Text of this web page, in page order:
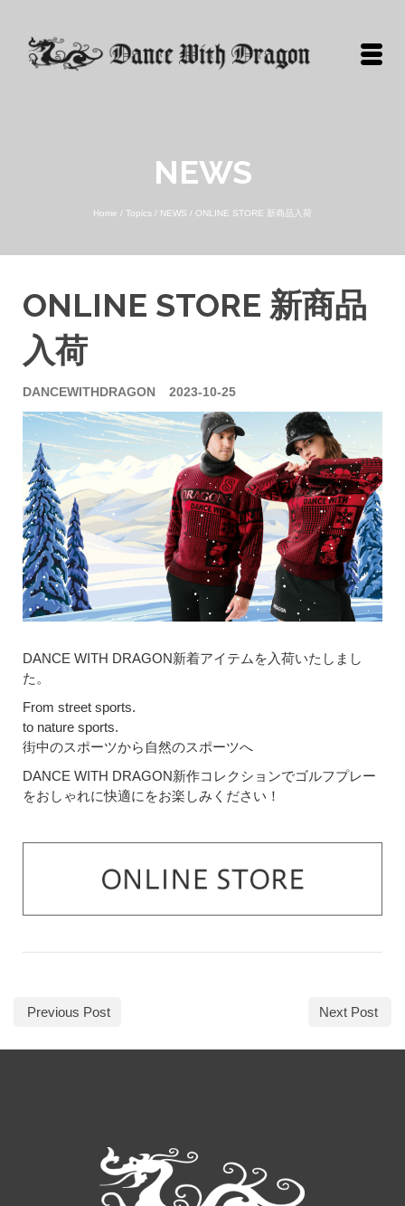
NEWS
Home / Topics / NEWS / ONLINE STORE 新商品入荷
ONLINE STORE 新商品
入荷
DANCEWITHDRAGON 2023-10-25
DANCE WITH DRAGON新着アイテムを入荷いたしまし
た。
From street sports.
to nature sports.
街中のスポーツから自然のスポーツへ
DANCE WITH DRAGON新作コレクションでゴルフプレー
をおしゃれに快適にをお楽しみください！
Previous Post Next Post